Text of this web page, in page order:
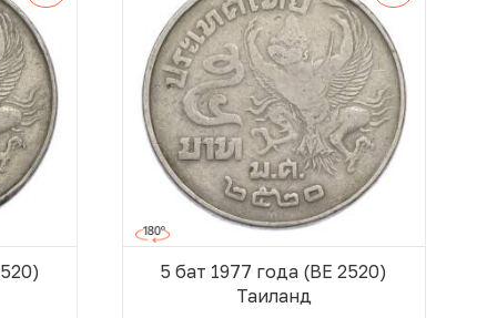
5 бат 1977 года (BE 2520)
Таиланд